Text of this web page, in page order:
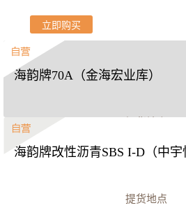
立即购买
海韵牌70A（金海宏业库）
金海宏业（镇江）沥青有
海韵牌改性沥青SBS I-D（中宇
提货地点